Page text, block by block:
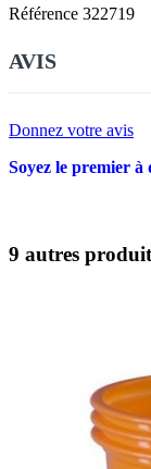
Référence 322719
AVIS
Donnez votre avis
Soyez le premier
9 autres